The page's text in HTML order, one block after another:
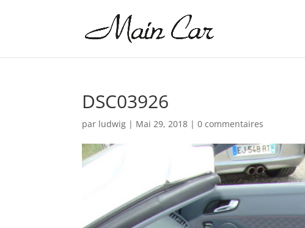
DSC03926
par ludwig | Mai 29, 2018 |0 commentaires